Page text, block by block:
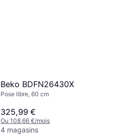
Beko BDFN26430X
Pose libre, 60 cm
325,99 €
Ou 108,66 €/mois
4 magasins